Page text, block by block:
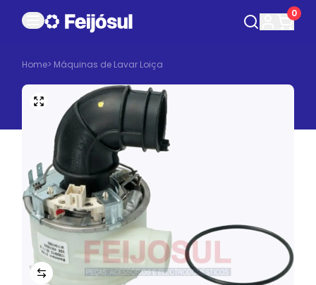
0
Home> Máquinas de Lavar Loiça